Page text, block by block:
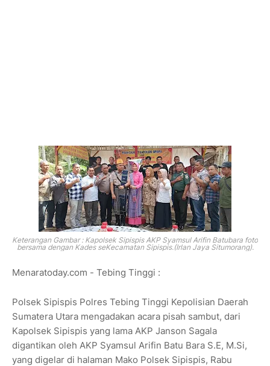
Keterangan Gambar : Kapolsek Sipispis AKP Syamsul Arifin Batubara foto
bersama dengan Kades seKecamatan Sipispis.(Irlan Jaya Situmorang).
Menaratoday.com - Tebing Tinggi :
Polsek Sipispis Polres Tebing Tinggi Kepolisian Daerah
Sumatera Utara mengadakan acara pisah sambut, dari
Kapolsek Sipispis yang lama AKP Janson Sagala
digantikan oleh AKP Syamsul Arifin Batu Bara S.E, M.Si,
yang digelar di halaman Mako Polsek Sipispis, Rabu